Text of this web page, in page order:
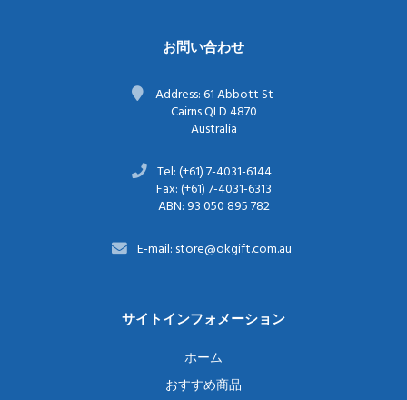
お問い合わせ
Address: 61 Abbott St
Cairns QLD 4870
Australia
Tel: (+61) 7-4031-6144
Fax: (+61) 7-4031-6313
ABN: 93 050 895 782
E-mail: store@okgift.com.au
サイトインフォメーション
ホーム
おすすめ商品